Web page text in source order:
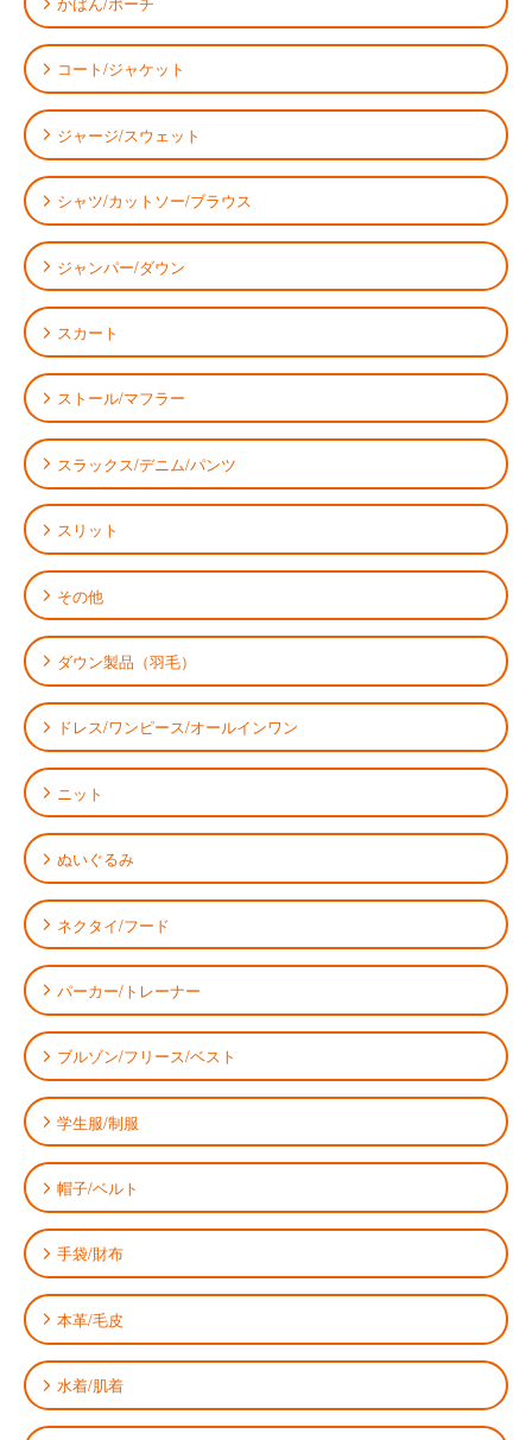
コート/ジャケット
ジャージ/スウェット
シャツ/カットソー/ブラウス
ジャンパー/ダウン
スカート
ストール/マフラー
スラックス/デニム/パンツ
スリット
その他
ダウン製品（羽毛）
ドレス/ワンピース/オールインワン
ニット
ぬいぐるみ
ネクタイ/フード
パーカー/トレーナー
ブルゾン/フリース/ベスト
学生服/制服
帽子/ベルト
手袋/財布
本革/毛皮
水着/肌着